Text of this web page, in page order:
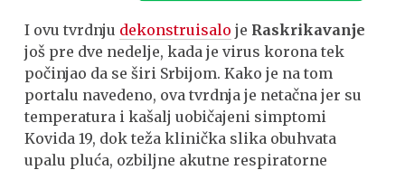
I ovu tvrdnju dekonstruisalo je Raskrikavanje
još pre dve nedelje, kada je virus korona tek
počinjao da se širi Srbijom. Kako je na tom
portalu navedeno, ova tvrdnja je netačna jer su
temperatura i kašalj uobičajeni simptomi
Kovida 19, dok teža klinička slika obuhvata
upalu pluća, ozbiljne akutne respiratorne